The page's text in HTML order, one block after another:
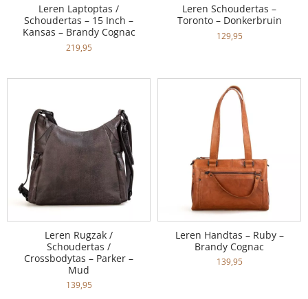
Leren Laptoptas /
Schoudertas – 15 Inch –
Kansas – Brandy Cognac
219,95
Leren Schoudertas –
Toronto – Donkerbruin
129,95
Leren Rugzak /
Schoudertas /
Crossbodytas – Parker –
Mud
139,95
Leren Handtas – Ruby –
Brandy Cognac
139,95